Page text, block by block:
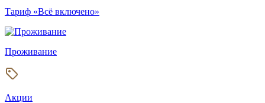
Тариф «Всё включено»
Проживание
Акции